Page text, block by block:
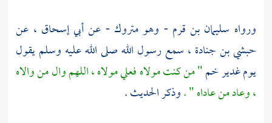
ورواه سليمان بن قرم- وهو متروك - عنأبي إسحاق ، عن
حبشي بن جنادة ، سمع رسول الله صلى الله عليه وسلم يقول
يومغدير خم" من كنت مولاهفعليمولاه ، اللهم وال من والاه
، وعاد من عاداه " .وذكر الحديث .